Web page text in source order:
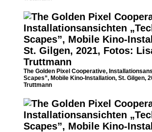
The Golden Pixel Cooperative,
Scapes”, Mobile Kino-Installation, St. Gilgen,
Truttmann